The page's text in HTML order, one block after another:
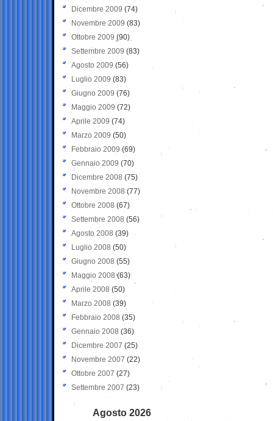
Dicembre 2009 (74)
Novembre 2009 (83)
Ottobre 2009 (90)
Settembre 2009 (83)
Agosto 2009 (56)
Luglio 2009 (83)
Giugno 2009 (76)
Maggio 2009 (72)
Aprile 2009 (74)
Marzo 2009 (50)
Febbraio 2009 (69)
Gennaio 2009 (70)
Dicembre 2008 (75)
Novembre 2008 (77)
Ottobre 2008 (67)
Settembre 2008 (56)
Agosto 2008 (39)
Luglio 2008 (50)
Giugno 2008 (55)
Maggio 2008(63)
Aprile 2008 (50)
Marzo 2008 (39)
Febbraio 2008 (35)
Gennaio 2008 (36)
Dicembre 2007 (25)
Novembre 2007 (22)
Ottobre 2007 (27)
Settembre 2007 (23)
Agosto 2026